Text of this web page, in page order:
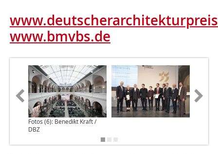
www.bmvbs.de
Fotos (6): Benedikt Kraft /
DBZ